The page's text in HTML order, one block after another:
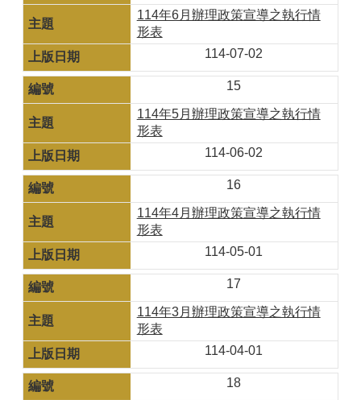
114年6月辦理政策宣導之執行情
形表
114-07-02
15
114年5月辦理政策宣導之執行情
形表
114-06-02
16
114年4月辦理政策宣導之執行情
形表
114-05-01
17
114年3月辦理政策宣導之執行情
形表
114-04-01
18